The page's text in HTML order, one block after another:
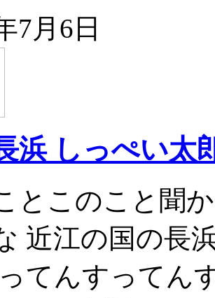
7月6日
浜 しっぺい太
とこのこと聞
近江の国の長
てんすって